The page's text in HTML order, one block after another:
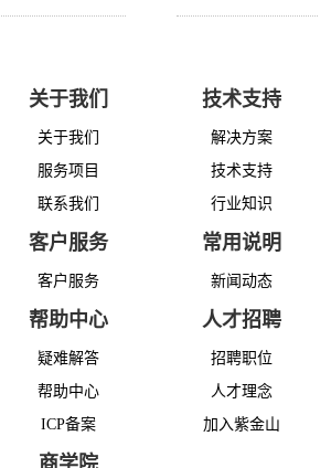
关于我们
关于我们
服务项目
联系我们
技术支持
解决方案
技术支持
行业知识
客户服务
客户服务
常用说明
新闻动态
帮助中心
疑难解答
帮助中心
ICP备案
人才招聘
招聘职位
人才理念
加入紫金山
商学院